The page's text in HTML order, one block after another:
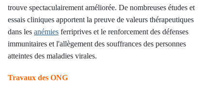
trouve spectaculairement améliorée. De nombreuses études et
essais cliniques apportent la preuve de valeurs thérapeutiques
dans les anémies ferriprives et le renforcement des défenses
immunitaires et l'allègement des souffrances des personnes
atteintes des maladies virales.
Travaux des ONG